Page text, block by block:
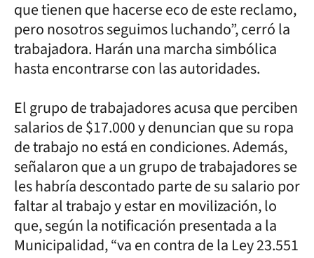
que tienen que hacerse eco de este reclamo,
pero nosotros seguimos luchando”, cerró la
trabajadora. Harán una marcha simbólica
hasta encontrarse con las autoridades.
El grupo de trabajadores acusa que perciben
salarios de $17.000 y denuncian que su ropa
de trabajo no está en condiciones. Además,
señalaron que a un grupo de trabajadores se
les habría descontado parte de su salario por
faltar al trabajo y estar en movilización, lo
que, según la notificación presentada a la
Municipalidad, “va en contra de la Ley 23.551